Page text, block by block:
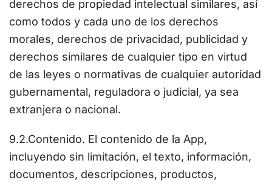
derechos de propiedad intelectual similares, así
como todos y cada uno de los derechos
morales, derechos de privacidad, publicidad y
derechos similares de cualquier tipo en virtud
de las leyes o normativas de cualquier autoridad
gubernamental, reguladora o judicial, ya sea
extranjera o nacional.
9.2.Contenido. El contenido de la App,
incluyendo sin limitación, el texto, información,
documentos, descripciones, productos,